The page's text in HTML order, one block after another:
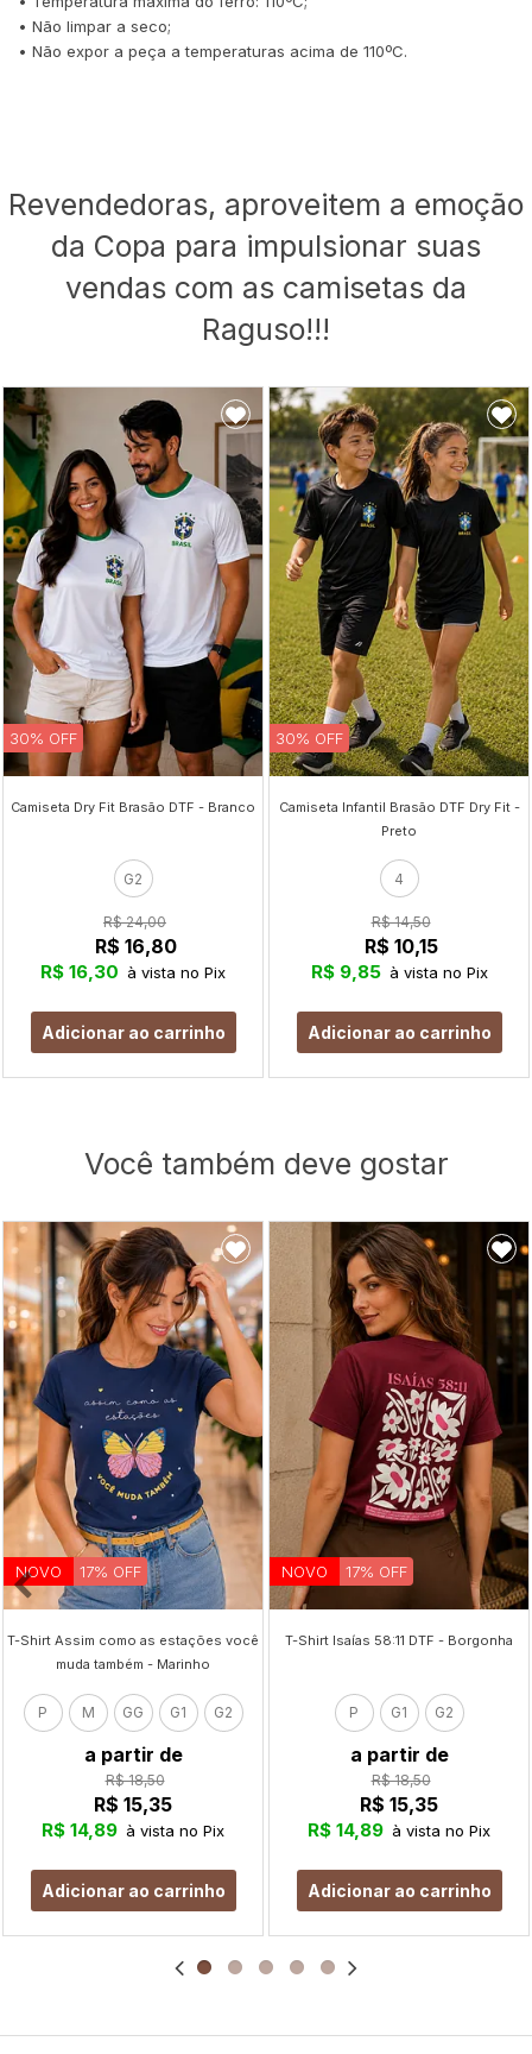
• Não limpar a seco;
• Não expor a peça a temperaturas acima de 110ºC.
Revendedoras, aproveitem a emoção
da Copa para impulsionar suas
vendas com as camisetas da
Raguso!!!
30% OFF
Camiseta Dry Fit Brasão DTF - Branco
G2
R$ 24,00
R$ 16,80
R$ 16,30 à vista no Pix
Adicionar ao carrinho
30% OFF
Camiseta Infantil Brasão DTF Dry Fit -
Preto
4
R$ 14,50
R$ 10,15
R$ 9,85 à vista no Pix
Adicionar ao carrinho
Você também deve gostar
NOVO 17% OFF
T-Shirt Assim como as estações você
muda também - Marinho
P M GG G1 G2
a partir de
R$ 18,50
R$ 15,35
R$ 14,89 à vista no Pix
Adicionar ao carrinho
NOVO 17% OFF
T-Shirt Isaías 58:11 DTF - Borgonha
P G1 G2
a partir de
R$ 18,50
R$ 15,35
R$ 14,89 à vista no Pix
Adicionar ao carrinho